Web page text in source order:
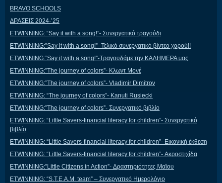
BRAVO SCHOOLS
ΔΡΑΣΕΙΣ 2024-’25
ETWINNING: “Say it with a song!”- Συνεργατικό τραγούδι
ETWINNING:”Say it with a song!”- Τελικό συνεργατικό βίντεο χορού!!
ETWINNING:”Say it with a song!”-Τραγουδάμε την ΚΑΛΗΜΕΡΑ μας
ETWINNING:”The journey of colors”- Κλωντ Μονέ
ETWINNING:”The journey of colors”- Vladimir Dimitrov
ETWINNING: “The journey of colors”- Kanuti Rusiecki
ETWINNING:”The journey of colors”- Συνεργατικό βιβλίο
ETWINNING: “Little Savers-financial literacy for children”- Συνεργατικό
βιβλίο
ETWINNING: “Little Savers-financial literacy for children”- Εικονική έκθεση
ETWINNING: “Little Savers-financial literacy for children”- Ακροστιχίδα
ETWINNING:”Little Citizens in Action”- Δραστηριότητες Μαϊου
ETWINNING: “S.T.E.A.M. team” – Συνεργατικό Ημερολόγιο